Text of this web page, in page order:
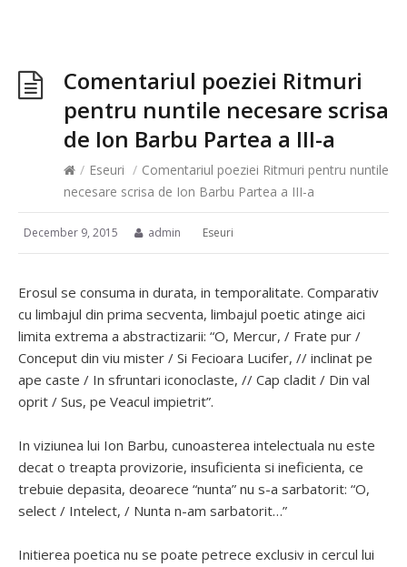
Comentariul poeziei Ritmuri
pentru nuntile necesare scrisa
de Ion Barbu Partea a III-a
/ Eseuri / Comentariul poeziei Ritmuri pentru nuntile
necesare scrisa de Ion Barbu Partea a III-a
December 9, 2015 admin Eseuri
Erosul se consuma in durata, in temporalitate. Comparativ
cu limbajul din prima secventa, limbajul poetic atinge aici
limita extrema a abstractizarii: “O, Mercur, / Frate pur /
Conceput din viu mister / Si Fecioara Lucifer, // inclinat pe
ape caste / In sfruntari iconoclaste, // Cap cladit / Din val
oprit / Sus, pe Veacul impietrit”.
In viziunea lui Ion Barbu, cunoasterea intelectuala nu este
decat o treapta provizorie, insuficienta si ineficienta, ce
trebuie depasita, deoarece “nunta” nu s-a sarbatorit: “O,
select / Intelect, / Nunta n-am sarbatorit…”
Initierea poetica nu se poate petrece exclusiv in cercul lui